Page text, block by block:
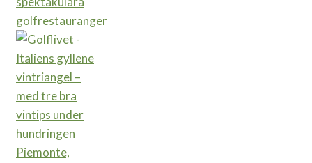
golfrestauranger
Piemonte,